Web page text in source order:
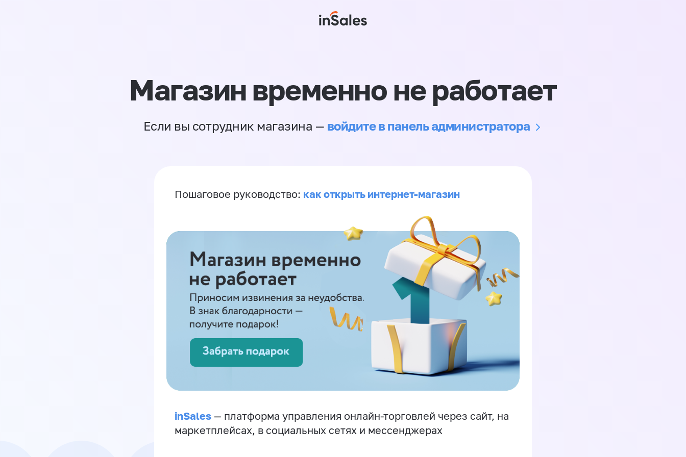
Магазин временно не работает
Если вы сотрудник магазина — войдите в панель администратора
Пошаговое руководство: как открыть интернет-магазин
inSales — платформа управления онлайн-торговлей через сайт, на
маркетплейсах, в социальных сетях и мессенджерах